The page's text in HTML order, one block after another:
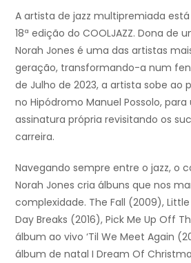
A artista de jazz multipremiada
18ª edição do COOLJAZZ. Dona de
Norah Jones é uma das artistas
geração, transformando-a num
de Julho de 2023, a artista sobe ao
no Hipódromo Manuel Possolo,
assinatura própria revisitando os
carreira.
Navegando sempre entre o jazz, o
Norah Jones cria álbuns que nos
complexidade. The Fall (2009), Little
Day Breaks (2016), Pick Me Up Off
álbum ao vivo ‘Til We Meet Again
álbum de natal I Dream Of